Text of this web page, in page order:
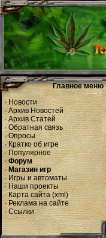
Главное меню
·Новости
·Архив Новостей
·Архив Статей
·Обратная связь
·Опросы
·Кратко об игре
· Популярное
· Форум
·Магазин игр
· Игры и автоматы
·Наши проекты
·Карта сайта(xml )
·Реклама на сайте
·Ссылки